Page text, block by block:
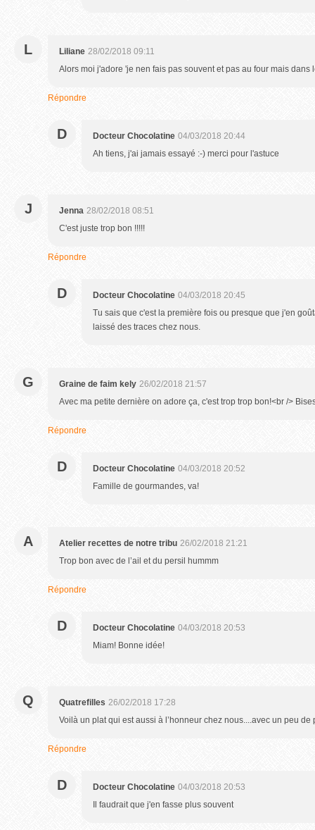
L Liliane 28/02/2018 09:11
Alors moi j'adore 'je nen fais pas souvent et pas au four mais dans
Répondre
D Docteur Chocolatine 04/03/2018 20:44
Ah tiens, j'ai jamais essayé :-) merci pour l'astuce
J Jenna 28/02/2018 08:51
C'est juste trop bon !!!!!
Répondre
D Docteur Chocolatine 04/03/2018 20:45
Tu sais que c'est la première fois ou presque que j'en
laissé des traces chez nous.
G Graine de faim kely 26/02/2018 21:57
Avec ma petite dernière on adore ça, c'est trop trop bon!<br />
Répondre
D Docteur Chocolatine 04/03/2018 20:52
Famille de gourmandes, va!
A Atelier recettes de notre tribu 26/02/2018 21:21
Trop bon avec de l’ail et du persil hummm
Répondre
D Docteur Chocolatine 04/03/2018 20:53
Miam! Bonne idée!
Q Quatrefilles 26/02/2018 17:28
Voilà un plat qui est aussi à l’honneur chez nous....avec un peu de
Répondre
D Docteur Chocolatine 04/03/2018 20:53
Il faudrait que j'en fasse plus souvent